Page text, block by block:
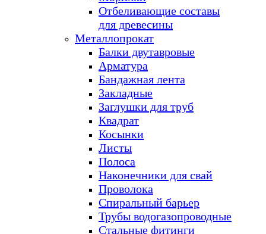
Отбеливающие составы
для древесины
Металлопрокат
Балки двутавровые
Арматура
Бандажная лента
Закладные
Заглушки для труб
Квадрат
Косынки
Листы
Полоса
Наконечники для свай
Проволока
Спиральный барьер
Трубы водогазопроводные
Стальные фитинги